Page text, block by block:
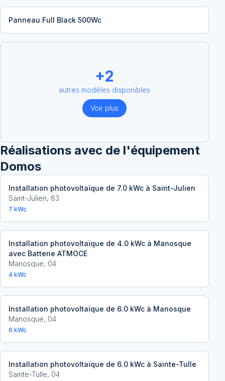
Panneau Full Black 500Wc
+2
autres modèles disponibles
Voir plus
Réalisations avec de l'équipement
Domos
Installation photovoltaïque de 7.0 kWc à Saint-Julien
Saint-Julien, 83
7 kWc
Installation photovoltaïque de 4.0 kWc à Manosque
avec Batterie ATMOCE
Manosque, 04
4 kWc
Installation photovoltaïque de 6.0 kWc à Manosque
Manosque, 04
6 kWc
Installation photovoltaïque de 6.0 kWc à Sainte-Tulle
Sainte-Tulle, 04